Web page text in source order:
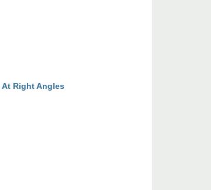
At Right Angles